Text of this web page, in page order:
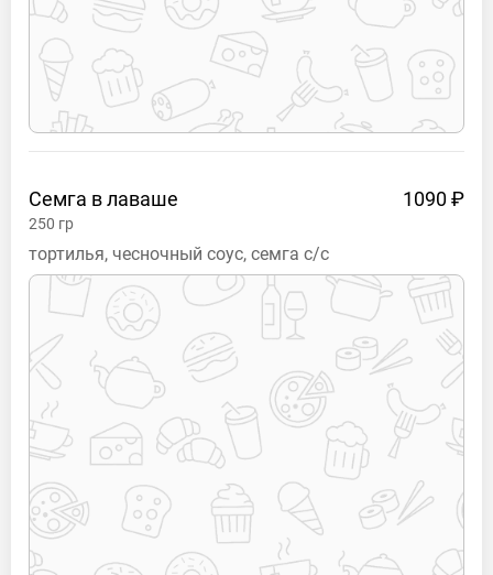
Семга влаваше 1090 ₽
250 гр
тортилья, чесночный соус, семга с/с